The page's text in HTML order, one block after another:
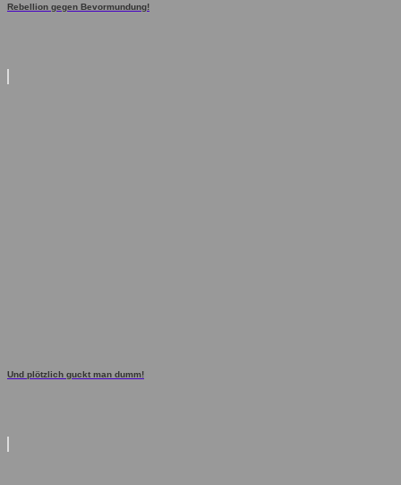
Rebellion gegen Bevormundung!
Und plötzlich guckt man dumm!